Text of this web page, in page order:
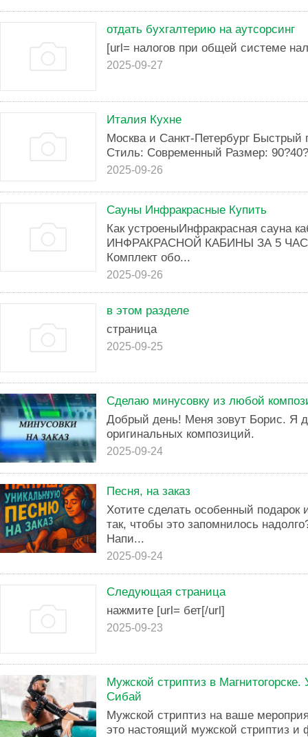
отдать бухгалтерию на аутсорсинг
[url= налогов при общей системе
2025-09-27
Италия Кухне
Москва и Санкт-Петербург Быстрый
Стиль: Современный Размер:
2025-09-26
Сауны Инфракрасные Купить
Как устроеныИнфракрасная сауна
ИНФРАКРАСНОЙ КАБИНЫ ЗА 5
Комплект обо...
2025-09-26
в этом разделе
страница
2025-09-25
Сделаю минусовку из любой
Добрый день! Меня зовут Борис. Я
оригинальных композиций.
2025-09-24
Песня, на заказ
Хотите сделать особенный подарок
так, чтобы это запомнилось
Напи...
2025-09-24
Следующая страница
нажмите [url= бет[/url]
2025-09-23
Мужской стриптиз в
Сибай
Мужской стриптиз на ваше
это настоящий мужской стриптиз